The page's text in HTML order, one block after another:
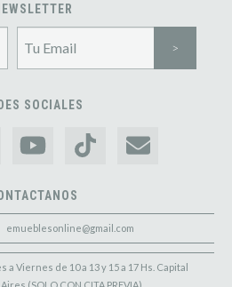
SOCIALES
emueblesonline@gmail.com
Viernes de 10 a 13 y 15 a 17 Hs. Capital